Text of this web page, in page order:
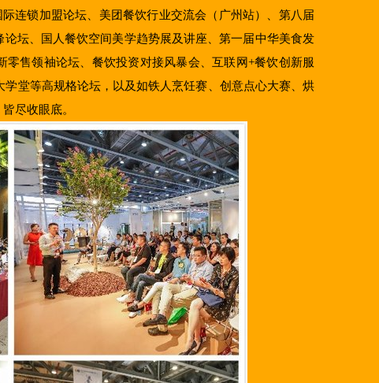
锁加盟论坛、美团餐饮行业交流会（广州站）、第八届
坛、国人餐饮空间美学趋势展及讲座、第一届中华美食发
售领袖论坛、餐饮投资对接风暴会、互联网+餐饮创新服
堂等高规格论坛，以及如铁人烹饪赛、创意点心大赛、烘
尽收眼底。